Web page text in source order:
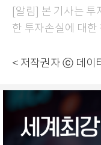
[알림] 본 기사는
한 투자손실에 대한
< 저작권자 ⓒ 데이